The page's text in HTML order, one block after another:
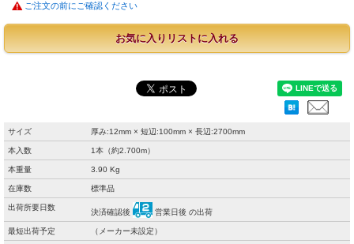
ご注文の前にご確認ください
お気に入りリストに入れる
サイズ 厚み:12mm × 短辺:100mm × 長辺:2700mm
本入数 1本（約2.700m）
本重量 3.90 Kg
在庫数 標準品
出荷所要日数
決済確認後 営業日後 の出荷
最短出荷予定 （メーカー未設定）